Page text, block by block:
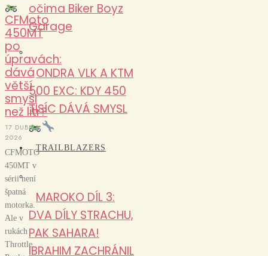
očima Biker Boyz
Garage
ONDRA VLK A KTM
500 EXC: KDY 450
TISÍC DÁVÁ SMYSL
TRAILBLAZERS
MAROKO DÍL 3:
DVA DÍLY STRACHU,
PAK SAHARA!
IBRAHIM ZACHRÁNIL
CFMoto
450MT
po
úpravách:
dává
větší
smysl
než litr?
17 DUBNA,
2026
CFMOTO
450MT v
sérii není
špatná
motorka.
Ale v
rukách
Throttle